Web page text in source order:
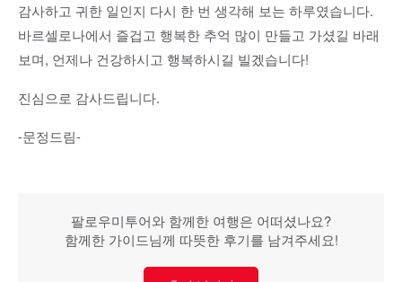
감사하고 귀한 일인지 다시 한 번 생각해 보는 하루였습니다.
바르셀로나에서 즐겁고 행복한 추억 많이 만들고 가셨길 바래
보며, 언제나 건강하시고 행복하시길 빌겠습니다!
진심으로 감사드립니다.
-문정드림-
팔로우미투어와 함께한 여행은 어떠셨나요?
함께한 가이드님께 따뜻한 후기를 남겨주세요!